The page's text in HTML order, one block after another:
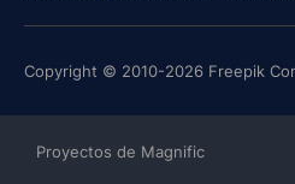
Copyright © 2010-2026 Freepik
Proyectos de Magnific